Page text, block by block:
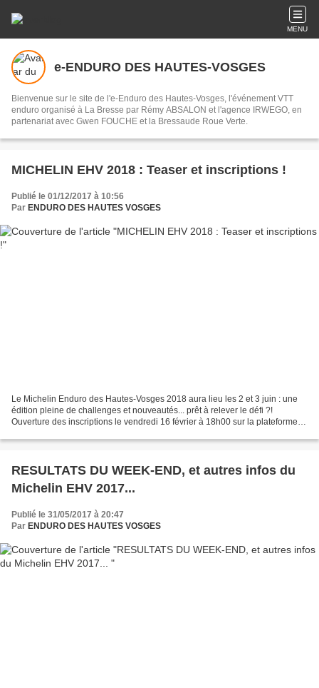
MENU
e-ENDURO DES HAUTES-VOSGES
Bienvenue sur le site de l'e-Enduro des Hautes-Vosges, l'événement VTT
enduro organisé à La Bresse par Rémy ABSALON et l'agence IRWEGO, en
partenariat avec Gwen FOUCHE et la Bressaude Roue Verte.
MICHELIN EHV 2018 : Teaser et inscriptions !
Publié le 01/12/2017 à 10:56
Par ENDURO DES HAUTES VOSGES
Le Michelin Enduro des Hautes-Vosges 2018 aura lieu les 2 et 3 juin : une
édition pleine de challenges et nouveautés... prêt à relever le défi ?!
Ouverture des inscriptions le vendredi 16 février à 18h00 sur la plateforme
keywords=ENDURO+HAUTES+VOSGES&location=Everywhere&category=
vitysearch...
RESULTATS DU WEEK-END, et autres infos du
Michelin EHV 2017...
Publié le 31/05/2017 à 20:47
Par ENDURO DES HAUTES VOSGES